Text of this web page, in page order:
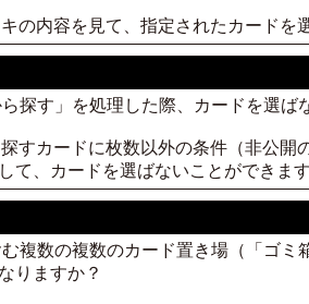
の内容を見て、指定されたカードを
探す」を処理した際、カードを選ば
すカードに枚数以外の条件（非公
て、カードを選ばないことができま
複数の複数のカード置き場（「ゴ
りますか？